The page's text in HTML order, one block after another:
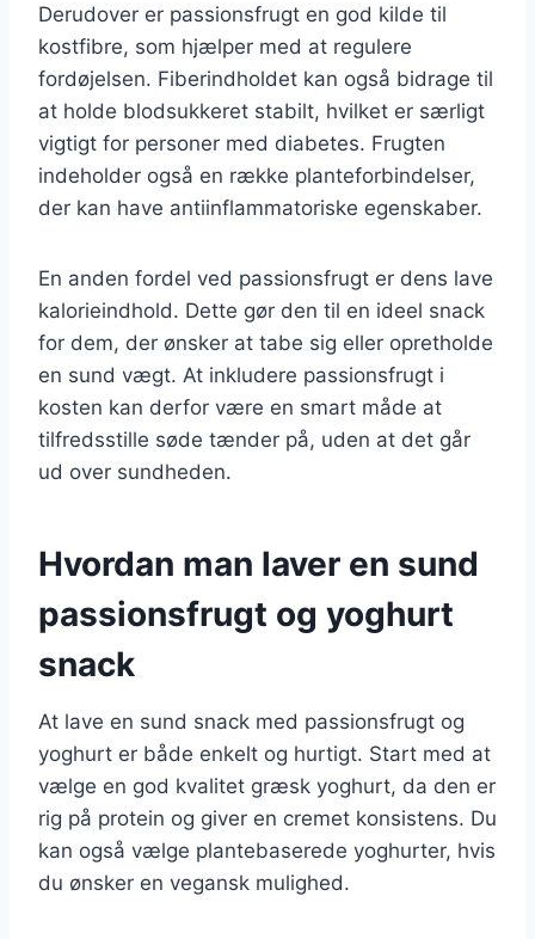
Derudover er passionsfrugt en god kilde til
kostfibre, som hjælper med at regulere
fordøjelsen. Fiberindholdet kan også bidrage til
at holde blodsukkeret stabilt, hvilket er særligt
vigtigt for personer med diabetes. Frugten
indeholder også en række planteforbindelser,
der kan have antiinflammatoriske egenskaber.
En anden fordel ved passionsfrugt er dens lave
kalorieindhold. Dette gør den til en ideel snack
for dem, der ønsker at tabe sig eller opretholde
en sund vægt. At inkludere passionsfrugt i
kosten kan derfor være en smart måde at
tilfredsstille søde tænder på, uden at det går
ud over sundheden.
Hvordan man laver en sund
passionsfrugt og yoghurt
snack
At lave en sund snack med passionsfrugt og
yoghurt er både enkelt og hurtigt. Start med at
vælge en god kvalitet græsk yoghurt, da den er
rig på protein og giver en cremet konsistens. Du
kan også vælge plantebaserede yoghurter, hvis
du ønsker en vegansk mulighed.